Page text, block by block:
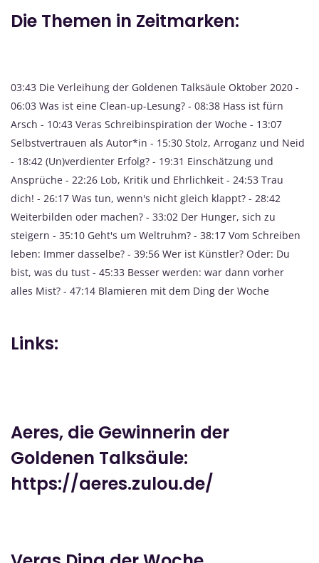
Die Themen in Zeitmarken:
03:43 Die Verleihung der Goldenen Talksäule Oktober 2020 -
06:03 Was ist eine Clean-up-Lesung? - 08:38 Hass ist fürn
Arsch - 10:43 Veras Schreibinspiration der Woche - 13:07
Selbstvertrauen als Autor*in - 15:30 Stolz, Arroganz und Neid
- 18:42 (Un)verdienter Erfolg? - 19:31 Einschätzung und
Ansprüche - 22:26 Lob, Kritik und Ehrlichkeit - 24:53 Trau
dich! - 26:17 Was tun, wenn's nicht gleich klappt? - 28:42
Weiterbilden oder machen? - 33:02 Der Hunger, sich zu
steigern - 35:10 Geht's um Weltruhm? - 38:17 Vom Schreiben
leben: Immer dasselbe? - 39:56 Wer ist Künstler? Oder: Du
bist, was du tust - 45:33 Besser werden: war dann vorher
alles Mist? - 47:14 Blamieren mit dem Ding der Woche
Links:
Aeres, die Gewinnerin der
Goldenen Talksäule:
https://aeres.zulou.de/